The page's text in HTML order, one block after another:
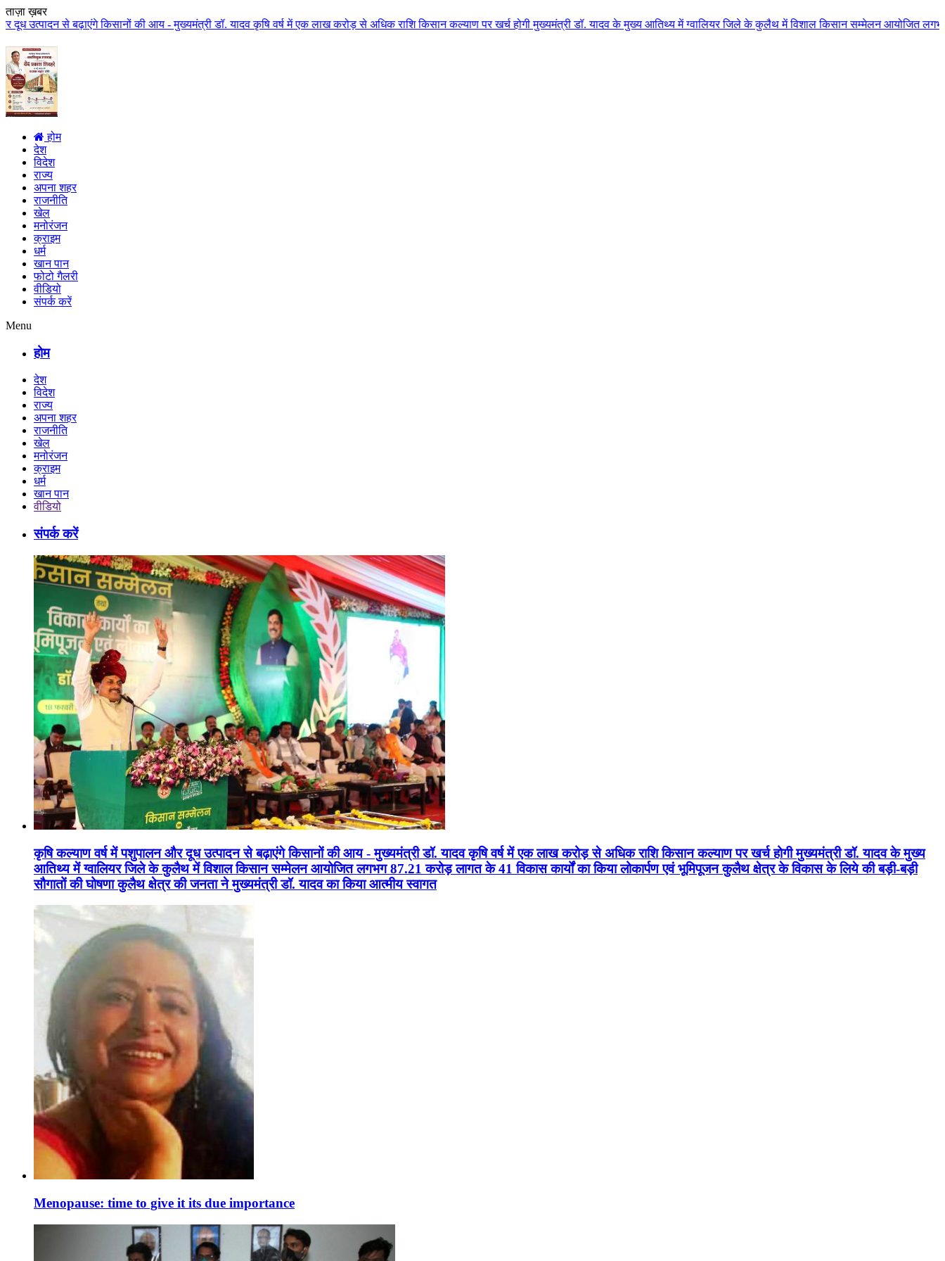
ताज़ा ख़बर
किसानों की आय - मुख्यमंत्री डॉ. यादव कृषि वर्ष में एक लाख करोड़ से अधिक राशि किसान कल्याण पर खर्च होगी मुख्यमंत्री डॉ. यादव के मुख्य आतिथ्य में ग्वालियर जिले के कुलैथ में विशाल किसान सम्मेलन आयोजित लगभग 87.21 करोड़
होम
देश
विदेश
राज्य
अपना शहर
राजनीति
खेल
मनोरंजन
क्राइम
धर्म
खान पान
फोटो गैलरी
वीडियो
संपर्क करें
Menu
होम
देश
विदेश
राज्य
अपना शहर
राजनीति
खेल
मनोरंजन
क्राइम
धर्म
खान पान
वीडियो
संपर्क करें
कृषि कल्याण वर्ष में पशुपालन और दूध उत्पादन से बढ़ाएंगे किसानों की आय - मुख्यमंत्री डॉ. यादव कृषि वर्ष में एक लाख करोड़ से अधिक राशि किसान कल्याण पर खर्च होगी मुख्यमंत्री डॉ. यादव के मुख्य
आतिथ्य में ग्वालियर जिले के कुलैथ में विशाल किसान सम्मेलन आयोजित लगभग 87.21 करोड़ लागत के 41 विकास कार्यों का किया लोकार्पण एवं भूमिपूजन कुलैथ क्षेत्र के विकास के लिये की बड़ी-बड़ी
सौगातों की घोषणा कुलैथ क्षेत्र की जनता ने मुख्यमंत्री डॉ. यादव का किया आत्मीय स्वागत
Menopause: time to give it its due importance